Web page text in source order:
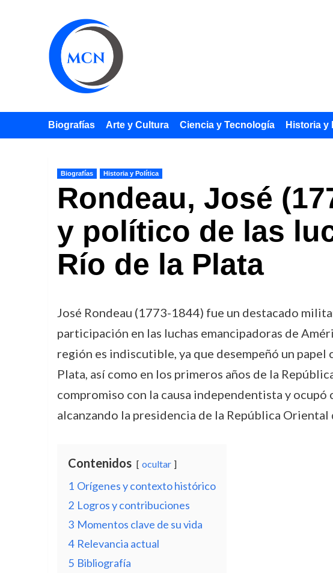
Biografías Arte y Cultura Ciencia y Tecnología Historia y
Biografías Historia y Política
Rondeau, José
y político de las
Río de la Plata
José Rondeau (1773-1844) fue un destacado
participación en las luchas emancipadoras de
región es indiscutible, ya que desempeñó un
Plata, así como en los primeros años de la
compromiso con la causa independentista y
alcanzando la presidencia de la República Oriental
Contenidos ocultar
1 Orígenes y contexto histórico
2 Logros y contribuciones
3 Momentos clave de su vida
4 Relevancia actual
5 Bibliografía